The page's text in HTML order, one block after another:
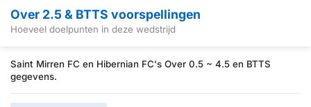
Over 2.5 & BTTS voorspellingen
Hoeveel doelpunten in deze wedstrijd
Saint Mirren FC en Hibernian FC's Over 0.5 ~ 4.5 en BTTS
gegevens.